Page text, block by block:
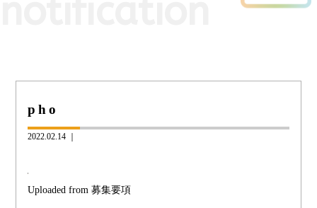
pho
2022.02.14 ｜
Uploaded from 募集要項